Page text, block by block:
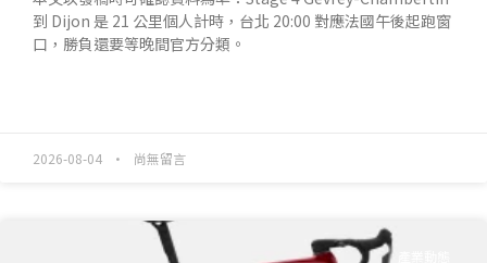
到 Dijon 是 21 公里個人計時，台北 20:00 對應法國午後起跑窗
口，勝負還要等晚間官方分類。
2026-08-04 尚無留言